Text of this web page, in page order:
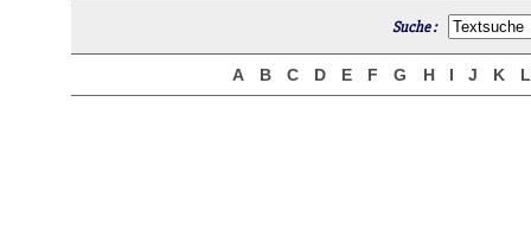
Suche :
A B C D E F G H I J K